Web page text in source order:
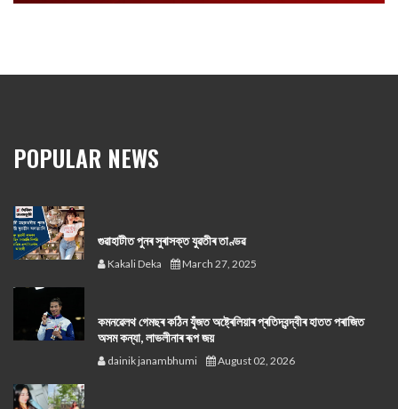
POPULAR NEWS
গুৱাহাটীত পুনৰ সুৰাসক্ত যুৱতীৰ তাণ্ডৱ
Kakali Deka March 27, 2025
কমনৱেলথ গেমছৰ কঠিন যুঁজত অষ্ট্ৰেলিয়াৰ প্ৰতিদ্বন্দ্বীৰ হাতত পৰাজিত
অসম কন্যা, লাভলীনাৰ ৰূপ জয়
dainik janambhumi August 02, 2026